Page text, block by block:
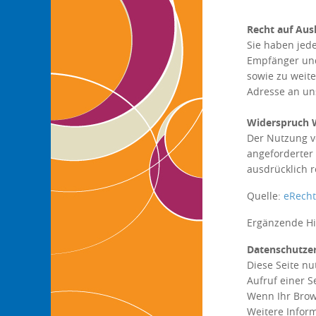
Recht auf
Sie haben
Empfänger
sowie zu
Adresse an
Widerspruch
Der Nutzung
ausdrücklich
Quelle:
Ergänzende
Diese Seite
Aufruf einer
Wenn Ihr
Weitere